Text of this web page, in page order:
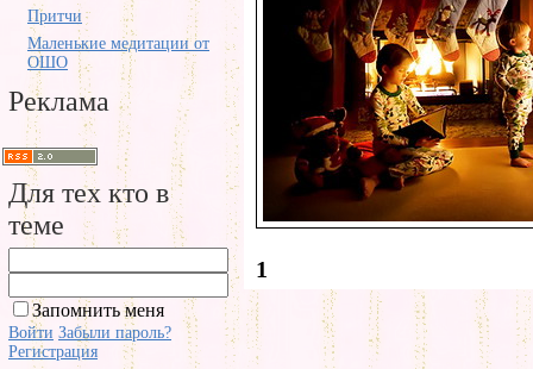
Притчи
Маленькие медитации от
ОШО
Реклама
Для тех кто в
теме
Запомнить меня
Войти Забыли пароль?
Регистрация
1